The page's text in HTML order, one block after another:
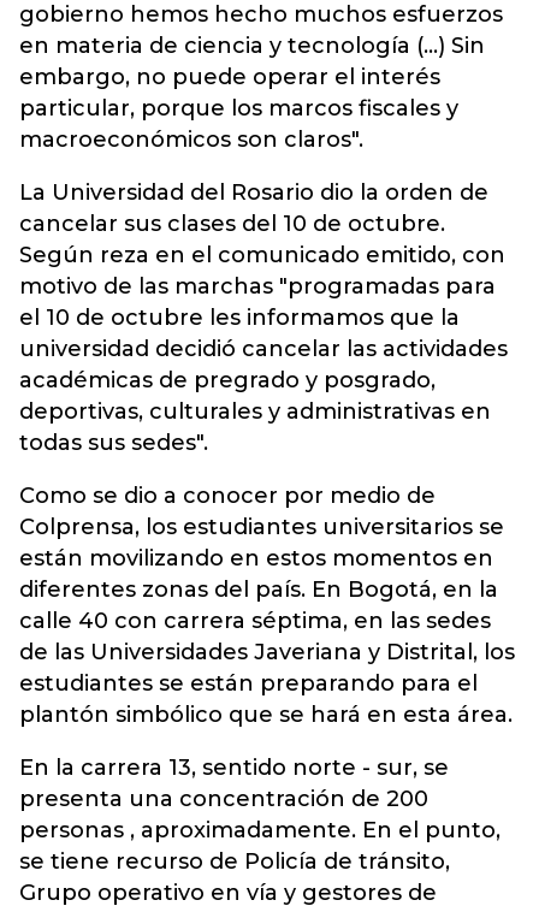
gobierno hemos hecho muchos esfuerzos
en materia de ciencia y tecnología (...) Sin
embargo, no puede operar el interés
particular, porque los marcos fiscales y
macroeconómicos son claros".
La Universidad del Rosario dio la orden de
cancelar sus clases del 10 de octubre.
Según reza en el comunicado emitido, con
motivo de las marchas "programadas para
el 10 de octubre les informamos que la
universidad decidió cancelar las actividades
académicas de pregrado y posgrado,
deportivas, culturales y administrativas en
todas sus sedes".
Como se dio a conocer por medio de
Colprensa, los estudiantes universitarios se
están movilizando en estos momentos en
diferentes zonas del país. En Bogotá, en la
calle 40 con carrera séptima, en las sedes
de las Universidades Javeriana y Distrital, los
estudiantes se están preparando para el
plantón simbólico que se hará en esta área.
En la carrera 13, sentido norte - sur, se
presenta una concentración de 200
personas , aproximadamente. En el punto,
se tiene recurso de Policía de tránsito,
Grupo operativo en vía y gestores de